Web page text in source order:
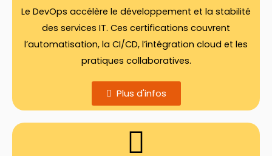
Le DevOps accélère le développement et la stabilité
des services IT. Ces certifications couvrent
l’automatisation, la CI/CD, l’intégration cloud et les
pratiques collaboratives.
Plus d'infos